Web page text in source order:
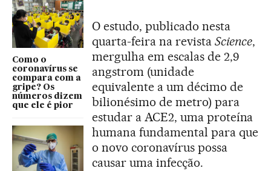
Como o
coronavírus se
compara com a
gripe? Os
números dizem
que ele é pior
O estudo, publicado nesta
quarta-feira na revista Science,
mergulha em escalas de 2,9
angstrom (unidade
equivalente a um décimo de
bilionésimo de metro) para
estudar a ACE2, uma proteína
humana fundamental para que
o novo coronavírus possa
causar uma infecção.